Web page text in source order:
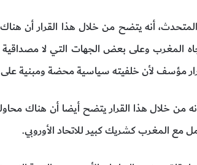
أنه يتضح من خلال هذا القرار أن
المغرب وعلى بعض الجهات التي لا مصداقية
مؤسف لأن خلفيته سياسية محضة ومبنية على
من خلال هذا القرار يتضح أيضا أن هناك
مع المغرب كشريك كبير للاتحاد الأوروبي.